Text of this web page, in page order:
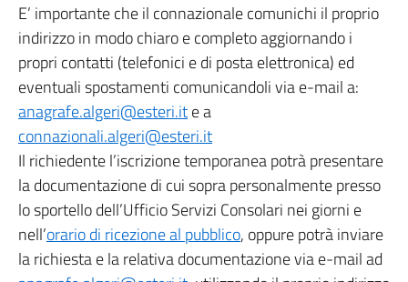
E’ importante che il connazionale comunichi il proprio
indirizzo in modo chiaro e completo aggiornando i
propri contatti (telefonici e di posta elettronica) ed
eventuali spostamenti comunicandoli via e-mail a:
anagrafe.algeri@esteri.ite a
connazionali.algeri@esteri.it
Il richiedente l’iscrizione temporanea potrà presentare
la documentazione di cui sopra personalmente presso
lo sportello dell’Ufficio Servizi Consolari nei giorni e
nell’orario di ricezione al pubblico, oppure potrà inviare
la richiesta e la relativa documentazione via e-mail ad